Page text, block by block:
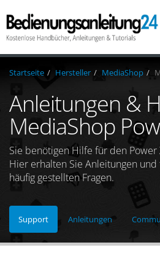
Startseite Hersteller MediaShop
Anleitungen &
MediaShop
Sie benötigen Hilfe für den Power
Hier erhalten Sie Anleitungen und
häufig gestellten Fragen.
Support Anleitungen